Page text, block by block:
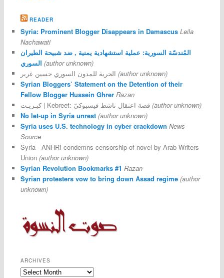
READER
Syria: Prominent Blogger Disappears in Damascus Leila
Nachawati
المُندسّة السورية: عملية استشهادية يمنية , ضد شبيحة الطيران
السوري (author unknown)
(author unknown)
Syrian Bloggers’ Statement on the Detention of their
Fellow Blogger Hussein Ghrer Razan
كبـريـت | Kebreet: قصة اعتقال ناشط فيسبوكيّ (author unknown)
No let-up in Syria unrest (author unknown)
Syria uses U.S. technology in cyber crackdown News
Source
Syria - ANHRI condemns censorship of novel by Arab Writers
Union (author unknown)
Syrian Revolution Bookmarks #1 Razan
Syrian protesters vow to bring down Assad regime (author
unknown)
ARCHIVES